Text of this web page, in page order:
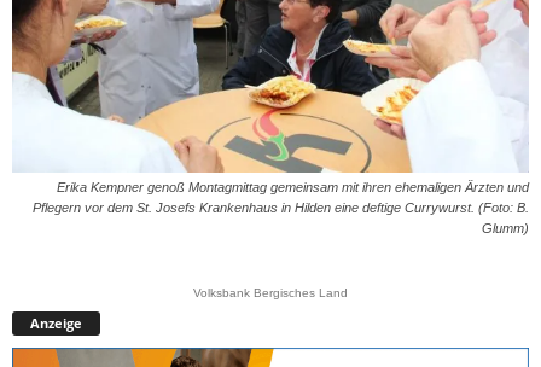
Erika Kempner genoß Montagmittag gemeinsam mit ihren ehemaligen Ärzten und
Pflegern vor dem St. Josefs Krankenhaus in Hilden eine deftige Currywurst. (Foto: B.
Glumm)
Volksbank Bergisches Land
Anzeige